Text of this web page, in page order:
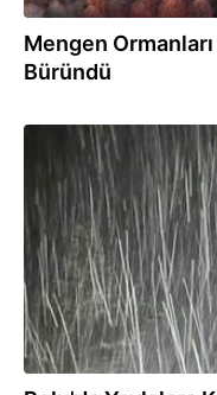
Mengen
Büründü
11.10.2025